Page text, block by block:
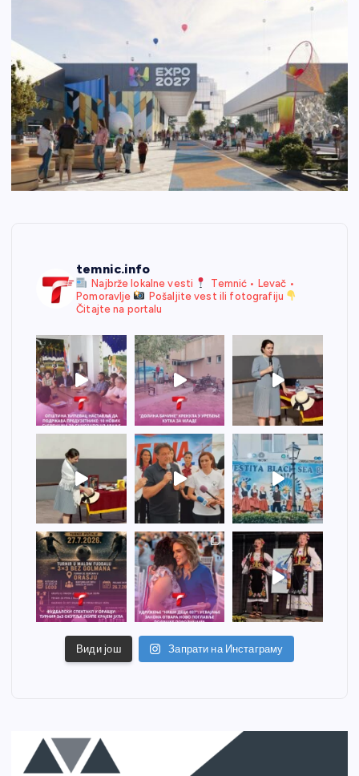
temnic.info
Najbrže lokalne vesti
Temnić • Levač •
Pomoravlje
Pošaljite vest ili fotografiju
Čitajte na portalu
Види још Запрати на Инстаграму